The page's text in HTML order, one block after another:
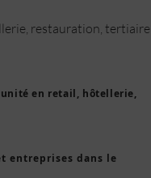
restauration, tertiaire
en retail, hôtellerie,
entreprises dans le